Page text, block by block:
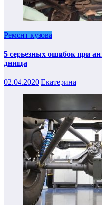
Ремонт кузова
5 серьезных ошибок при
днища
02.04.2020 Екатерина